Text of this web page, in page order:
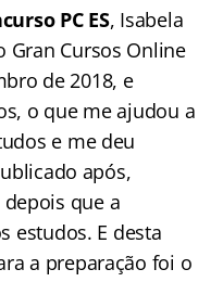
PC ES, Isabela
Gran Cursos Online
de 2018, e
o que me ajudou a
e me deu
após,
que a
estudos. E desta
a preparação foi o